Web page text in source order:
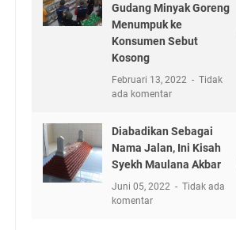
Gudang Minyak Goreng
Menumpuk ke
Konsumen Sebut
Kosong
Februari 13, 2022
Tidak
ada komentar
Diabadikan Sebagai
Nama Jalan, Ini Kisah
Syekh Maulana Akbar
Juni 05, 2022
Tidak ada
komentar